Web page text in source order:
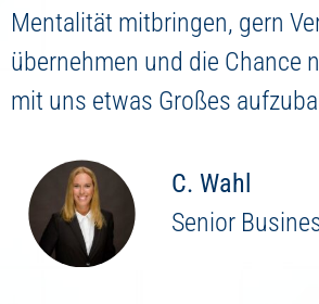
Mentalität mitbringen, gern
übernehmen und die Chance
mit uns etwas Großes
C. Wahl
Senior